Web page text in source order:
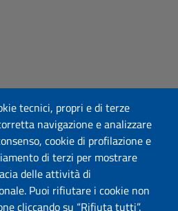
tecnici, propri e di terze
navigazione e analizzare
cookie di profilazione e
di terzi per mostrare
delle attività di
Puoi rifiutare i cookie non
cliccando su “Rifiuta tutti”.